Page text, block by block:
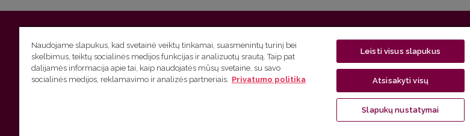
Vilniaus universitetas Filologijos fakultetas | Universiteto g. 5, LT-01131 Vilnius
Studijų skyriaus(studijų ir tvarkaraščio klausimai) tel. (0 5) 268 7208 | El. paštasstudijos@flf.vu.lt
Administracijos(personalo, auditorijų ir komunikacijos klausimai) tel. (0 5) 268 7207 | El. paštasflf@flf.vu.lt
https://www.flf.vu.lt/lsk| El. paštasandrius.apinis@flf.vu.lt
Naudojame slapukus, kad svetainė veiktų tinkamai, suasmenintų turinį bei
skelbimus, teiktų socialinės medijos funkcijas ir analizuotų srautą. Taip pat
dalijamės informacija apie tai, kaip naudojatės mūsų svetaine, su savo
socialinės medijos, reklamavimo ir analizės partneriais. Privatumo politika
Leisti visus slapukus
Atsisakyti visų
Slapukų nustatymai